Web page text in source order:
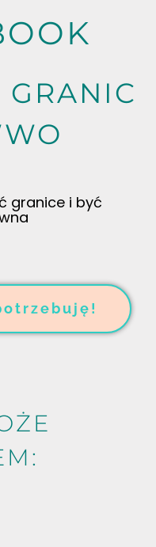
granice i być